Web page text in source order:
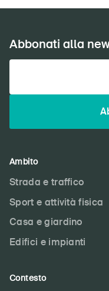
Abbonati alla
Ambito
Strada e traffico
Sport e attività fisica
Casa e giardino
Edifici e impianti
Contesto